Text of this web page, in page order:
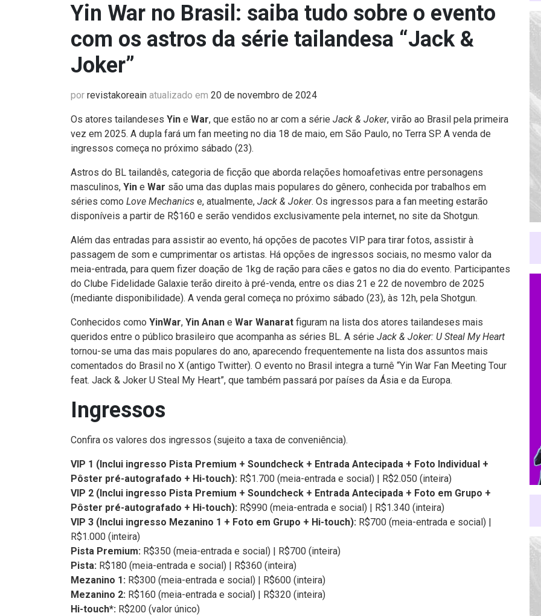
Yin War no Brasil: saiba tudo sobre o evento
com os astros da série tailandesa “Jack &
Joker”
por revistakoreain atualizado em 20 de novembro de 2024
Os atores tailandeses Yin e War, que estão no ar com a série Jack & Joker, virão ao Brasil pela primeira
vez em 2025. A dupla fará um fan meeting no dia 18 de maio, em São Paulo, no Terra SP. A venda de
ingressos começa no próximo sábado (23).
Astros do BL tailandês, categoria de ficção que aborda relações homoafetivas entre personagens
masculinos, Yin e War são uma das duplas mais populares do gênero, conhecida por trabalhos em
séries como Love Mechanics e, atualmente, Jack & Joker. Os ingressos para a fan meeting estarão
disponíveis a partir de R$160 e serão vendidos exclusivamente pela internet, no site da Shotgun.
Além das entradas para assistir ao evento, há opções de pacotes VIP para tirar fotos, assistir à
passagem de som e cumprimentar os artistas. Há opções de ingressos sociais, no mesmo valor da
meia-entrada, para quem fizer doação de 1kg de ração para cães e gatos no dia do evento. Participantes
do Clube Fidelidade Galaxie terão direito à pré-venda, entre os dias 21 e 22 de novembro de 2025
(mediante disponibilidade). A venda geral começa no próximo sábado (23), às 12h, pela Shotgun.
Conhecidos como YinWar, Yin Anan e War Wanarat figuram na lista dos atores tailandeses mais
queridos entre o público brasileiro que acompanha as séries BL. A série Jack & Joker: U Steal My Heart
tornou-se uma das mais populares do ano, aparecendo frequentemente na lista dos assuntos mais
comentados do Brasil no X (antigo Twitter). O evento no Brasil integra a turnê “Yin War Fan Meeting Tour
feat. Jack & Joker U Steal My Heart”, que também passará por países da Ásia e da Europa.
Ingressos
Confira os valores dos ingressos (sujeito a taxa de conveniência).
VIP 1 (Inclui ingresso Pista Premium + Soundcheck + Entrada Antecipada + Foto Individual +
Pôster pré-autografado + Hi-touch): R$1.700 (meia-entrada e social) | R$2.050 (inteira)
VIP 2 (Inclui ingresso Pista Premium + Soundcheck + Entrada Antecipada + Foto em Grupo +
Pôster pré-autografado + Hi-touch): R$990 (meia-entrada e social) | R$1.340 (inteira)
VIP 3 (Inclui ingresso Mezanino 1 + Foto em Grupo + Hi-touch): R$700 (meia-entrada e social) |
R$1.000 (inteira)
Pista Premium: R$350 (meia-entrada e social) | R$700 (inteira)
Pista: R$180 (meia-entrada e social) | R$360 (inteira)
Mezanino 1: R$300 (meia-entrada e social) | R$600 (inteira)
Mezanino 2: R$160 (meia-entrada e social) | R$320 (inteira)
Hi-touch*: R$200 (valor único)